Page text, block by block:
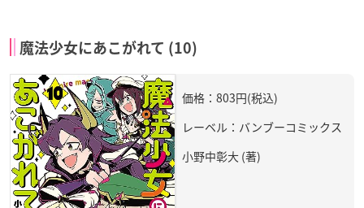
魔法少女にあこがれて (10)
価格：803円(税込)
レーベル：バンブーコミックス
小野中彰大 (著)